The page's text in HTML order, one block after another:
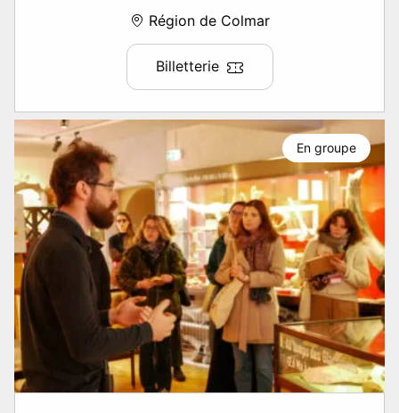
Région de Colmar
Billetterie
En groupe